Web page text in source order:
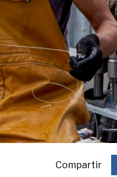
Compartir